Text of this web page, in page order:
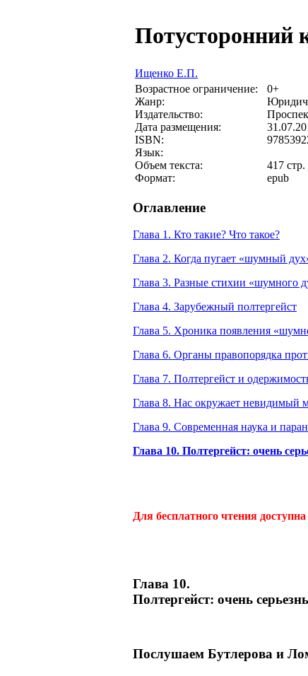
Потусторонний
Ищенко Е.П.
Возрастное ограничение:
0+
Жанр:
Издательство:
Дата размещения:
ISBN:
Язык:
Объем текста:
417 стр.
Формат:
epub
Оглавление
Глава 1. Кто такие? Что такое?
Глава 2. Когда пугает «шумный
Глава 3. Разные стихии «шумного
Глава 4. Зарубежный полтергейст
Глава 5. Хроника появления
Глава 6. Органы правопорядка
Глава 7. Полтергейст и
Глава 8. Нас окружает невидимый
Глава 9. Современная наука и
Глава 10. Полтергейст: очень
Для бесплатного чтения
Глава 10.
Полтергейст: очень
Послушаем Бутлерова и